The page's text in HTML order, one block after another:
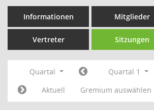
Informationen Mitglieder
Vertreter Sitzungen
Quartal Quartal 1
Aktuell
Gremium auswählen